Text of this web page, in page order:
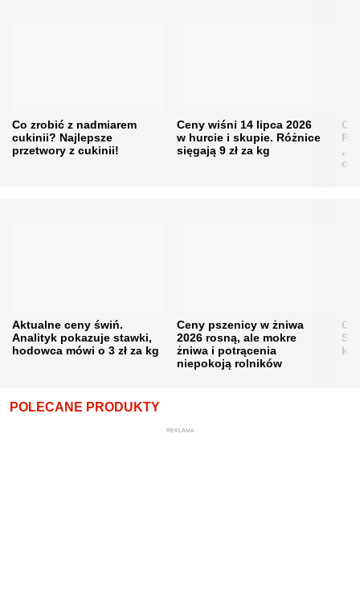
Co zrobić z nadmiarem
cukinii? Najlepsze
przetwory z cukinii!
Ceny wiśni 14 lipca 2026
w hurcie i skupie. Różnice
sięgają 9 zł za kg
Aktualne ceny świń.
Analityk pokazuje stawki,
hodowca mówi o 3 zł za kg
Ceny pszenicy w żniwa
2026 rosną, ale mokre
żniwa i potrącenia
niepokoją rolników
POLECANE PRODUKTY
REKLAMA